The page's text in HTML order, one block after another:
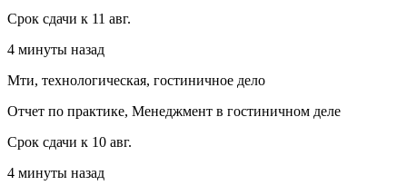
Срок сдачи к 11 авг.
4 минуты назад
Мти, технологическая, гостиничное дело
Отчет по практике, Менеджмент в гостиничном деле
Срок сдачи к 10 авг.
4 минуты назад